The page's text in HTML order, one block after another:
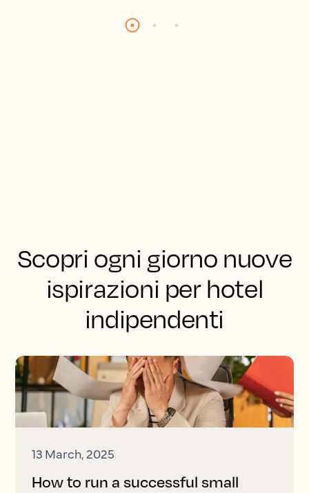
Scopri ogni giorno nuove
ispirazioni per hotel
indipendenti
13 March, 2025
How to run a successful small